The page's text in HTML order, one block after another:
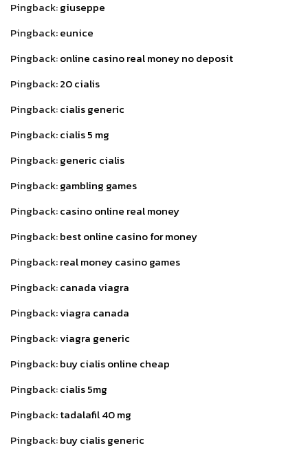
Pingback:giuseppe
Pingback:eunice
Pingback:online casino real money no deposit
Pingback:20 cialis
Pingback:cialis generic
Pingback:cialis 5 mg
Pingback:generic cialis
Pingback:gambling games
Pingback:casino online real money
Pingback:best online casino for money
Pingback:real money casino games
Pingback:canada viagra
Pingback:viagra canada
Pingback:viagra generic
Pingback:buy cialis online cheap
Pingback:cialis 5mg
Pingback:tadalafil 40 mg
Pingback:buy cialis generic